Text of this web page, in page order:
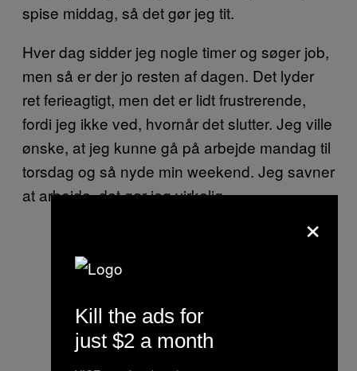
spise middag, så det gør jeg tit.
Hver dag sidder jeg nogle timer og søger job,
men så er der jo resten af dagen. Det lyder
ret ferieagtigt, men det er lidt frustrerende,
fordi jeg ikke ved, hvornår det slutter. Jeg ville
ønske, at jeg kunne gå på arbejde mandag til
torsdag og så nyde min weekend. Jeg savner
at arbejde, det gør jeg virkelig.
×
Kill the ads for
just $2 a month